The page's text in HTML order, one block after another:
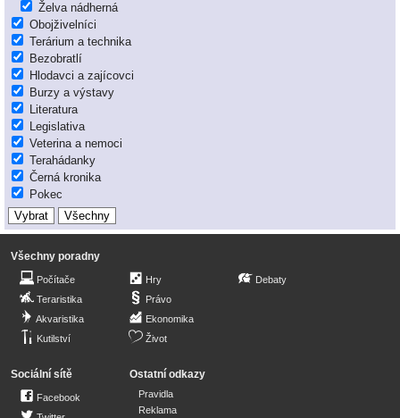
Želva nádherná
Obojživelníci
Terárium a technika
Bezobratlí
Hlodavci a zajícovci
Burzy a výstavy
Literatura
Legislativa
Veterina a nemoci
Terahádanky
Černá kronika
Pokec
Všechny poradny
Počítače
Teraristika
Akvaristika
Kutilství
Hry
Právo
Ekonomika
Život
Debaty
Sociální sítě
Facebook
Ostatní odkazy
Pravidla
Reklama